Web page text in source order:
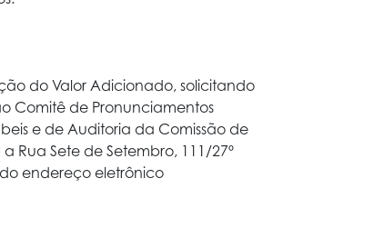
do Valor Adicionado, solicitando
Comitê de Pronunciamentos
e de Auditoria da Comissão de
Rua Sete de Setembro, 111/27º
endereço eletrônico